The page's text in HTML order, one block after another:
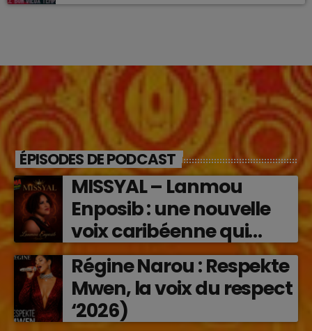
ÉPISODES DE PODCAST
MISSYAL – Lanmou
Enposib : une nouvelle
voix caribéenne qui
transforme les émotions
en musique (2026)
Régine Narou : Respekte
Mwen, la voix du respect
‘2026)